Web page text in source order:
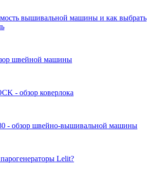
вышивальной машины и как выбрать
швейной машины
- обзор коверлока
- обзор швейно-вышивальной машины
Lelit?